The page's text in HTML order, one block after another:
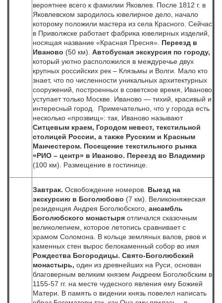
вероятнее всего к фамилии Яковлев. После 1812 г. в
Яковлевском зародилось ювелирное дело, начало
которому положили мастера из села Красного. Сейчас
в Приволжске работает фабрика ювелирных изделий,
носящая название «Красная Пресня». Переезд в
Иваново (50 км). Автобусная экскурсия по городу,
который уютно расположился в междуречье двух
крупных российских рек – Клязьмы и Волги. Мало кто
знает, что по численности уникальных архитектурных
сооружений, построенных в советское время, Иваново
уступает только Москве. Иваново — тихий, красивый и
интересный город. Примечательно, что у города есть
несколько «прозвищ»: так, Иваново называют
Ситцевым краем, Городом невест, текстильной
столицей России, а также Русским и Красным
Манчестером. Посещение текстильного рынка
«РИО – центр» в Иваново. Переезд во Владимир
(100 км). Размещение в гостинице.
Завтрак. Освобождение номеров. Выезд на
экскурсию в Боголюбово (7 км). Великокняжеская
резиденция Андрея Боголюбского, ансамбль
Боголюбского монастыря отличался сказочным
великолепием, которое летопись сравнивает с
храмом Соломона. В кольце земляных валов, рвов и
каменных стен вырос белокаменный собор во имя
Рождества Богородицы. Свято-Боголюбский
монастырь, один из древнейших на Руси, основан
благоверным великим князем Андреем Боголюбским в
1155-57 гг. на месте чудесного явления ему Божией
Матери. В память о видении князь повелел написать